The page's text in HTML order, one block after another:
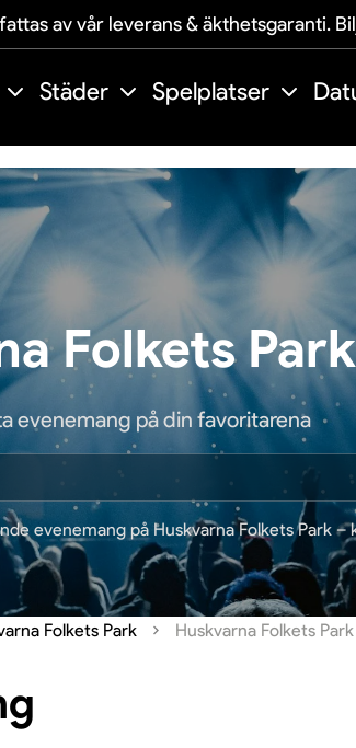
av vår leverans & äkthetsgaranti.
Städer Spelplatser
Folkets
evenemang på din favoritarena
evenemang på Huskvarna Folkets Park –
Folkets Park Huskvarna Folkets